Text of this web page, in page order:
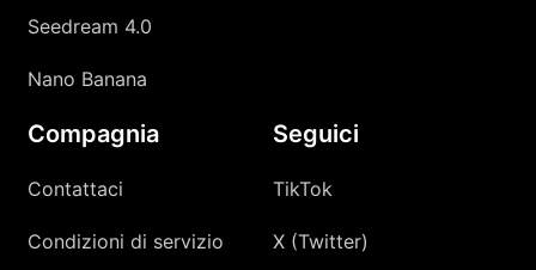
Seedream 4.0
Nano Banana
Compagnia
Contattaci
Condizioni di servizio
Seguici
TikTok
X (Twitter)